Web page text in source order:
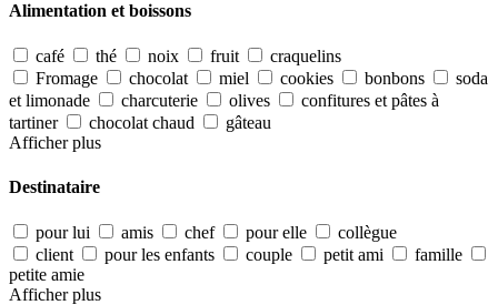
Alimentation et boissons
café thé noix fruit
craquelins
Fromage
chocolat miel cookies bonbons
soda
et limonade
charcuterie olives
confitures et pâtes à
tartiner
chocolat chaud
gâteau
Afficher plus
Destinataire
pour lui amis chef pour elle
collègue
client
pour les enfants couple petit ami
famille
petite amie
Afficher plus